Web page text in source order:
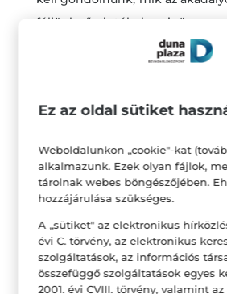
féljünk őszinték lenni
Gyakran azok a dolgok,
minket, azok a saját félelmeink
nincs elég motivációnk,
Amikor számot vetünk
leírunk minden gátló tényezőt.
szeretnénk, és egy másik listát
akadályokról, amik
megvalósítástól.
Ez az oldal sütiket
Weboldalunkon „cookie"-kat
alkalmazunk. Ezek olyan fájlok,
tárolnak webes böngészőjében.
hozzájárulása szükséges.
A „sütiket" az elektronikus
évi C. törvény, az elektronikus
szolgáltatások, az információs
összefüggő szolgáltatások egyes
2001. évi CVIII. törvény, valamint